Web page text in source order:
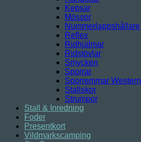
Kepsar
Mössor
Nummerlappshållare
Reflex
Ridhjälmar
Ridstövlar
Smycken
Sporrar
Sporremmar Western
Stallskor
Strumpor
Stall & Inredning
Foder
Presentkort
Vildmarkscamping